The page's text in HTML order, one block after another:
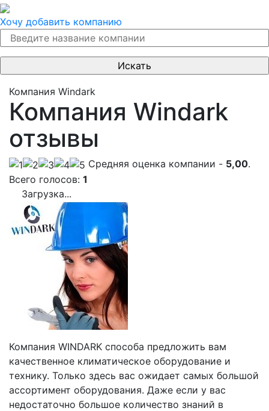
Хочу добавить компанию
Компания Windark
Компания Windark
отзывы
Cредняя оценка компании - 5,00.
Всего голосов: 1
Загрузка...
Компания WINDARK способа предложить вам
качественное климатическое оборудование и
технику. Только здесь вас ожидает самых большой
ассортимент оборудования. Даже если у вас
недостаточно большое количество знаний в